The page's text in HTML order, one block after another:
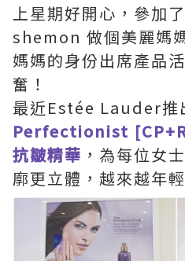
上星期好開心，參加
shemon 做個美麗媽
媽媽的身份出席產品
奮！
最近Estée Lauder推
Perfectionist
抗皺精華 ，為每位女
廓更立體，越來越年輕